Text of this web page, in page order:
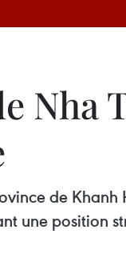
Nha
de Khanh
une